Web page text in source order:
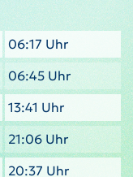
06:17 Uhr
06:45 Uhr
13:41 Uhr
21:06 Uhr
20:37 Uhr